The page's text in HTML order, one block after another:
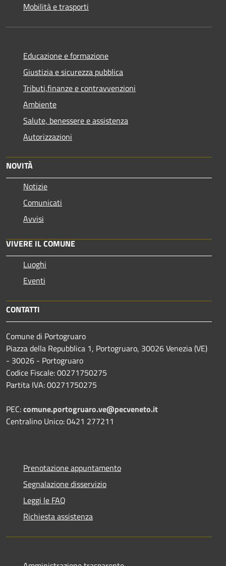
Mobilità e trasporti
Educazione e formazione
Giustizia e sicurezza pubblica
Tributi,finanze e contravvenzioni
Ambiente
Salute, benessere e assistenza
Autorizzazioni
NOVITÀ
Notizie
Comunicati
Avvisi
VIVERE IL COMUNE
Luoghi
Eventi
CONTATTI
Comune di Portogruaro
Piazza della Repubblica 1, Portogruaro, 30026 Venezia (VE)
- 30026 - Portogruaro
Codice Fiscale: 00271750275
Partita IVA: 00271750275
PEC:comune.portogruaro.ve@pecveneto.it
Centralino Unico: 0421 277211
Prenotazione appuntamento
Segnalazione disservizio
Leggi le FAQ
Richiesta assistenza